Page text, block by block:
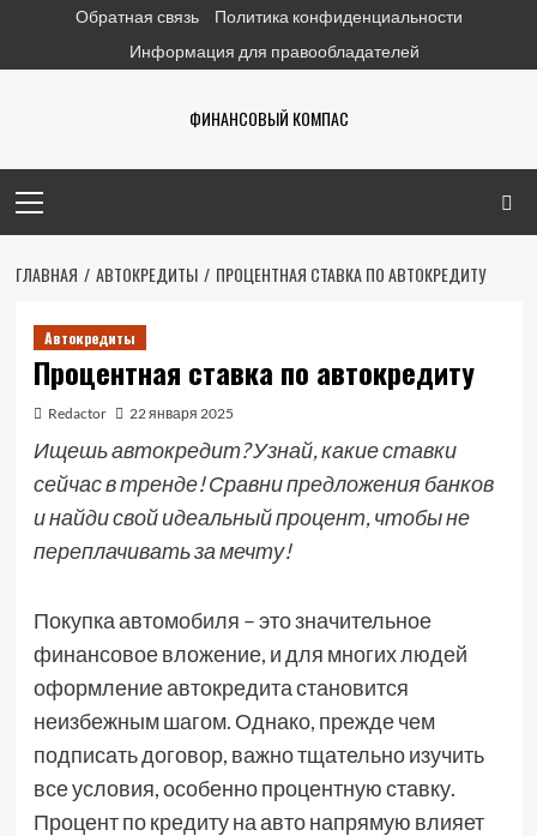
содержимому
Обратная связь
Политика конфиденциальности
Информация для правообладателей
ФИНАНСОВЫЙ КОМПАС
меню
ГЛАВНАЯ АВТОКРЕДИТЫ ПРОЦЕНТНАЯ СТАВКА ПО АВТОКРЕДИТУ
Автокредиты
Процентная ставка по автокредиту
Redactor 22 января 2025
Ищешь автокредит? Узнай, какие ставки
сейчас в тренде! Сравни предложения банков
и найди свой идеальный процент, чтобы не
переплачивать за мечту!
Покупка автомобиля – это значительное
финансовое вложение, и для многих людей
оформление автокредита становится
неизбежным шагом. Однако, прежде чем
подписать договор, важно тщательно изучить
все условия, особенно процентную ставку.
Процент по кредиту на авто напрямую влияет